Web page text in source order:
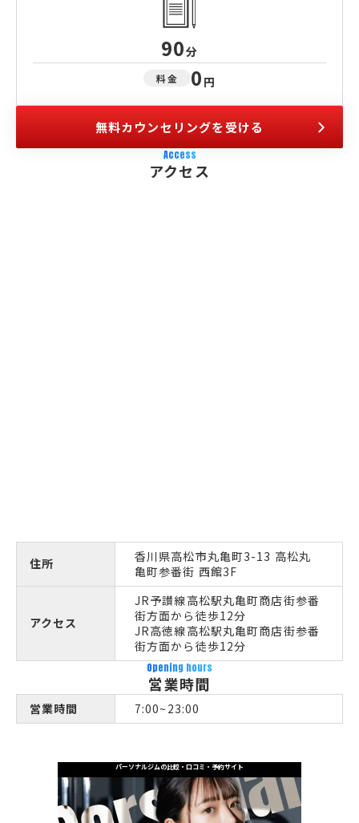
90分
料金 0 円
無料カウンセリングを受ける
Access
アクセス
住所
香川県高松市丸亀町3-13 高松丸
亀町参番街 西館3F
アクセス
JR予讃線高松駅丸亀町商店街参番
街方面から徒歩12分
JR高徳線高松駅丸亀町商店街参番
街方面から徒歩12分
Opening hours
営業時間
営業時間 7:00~23:00
パーソナルジムの比較・口コミ・予約サイト